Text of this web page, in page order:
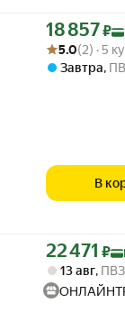
Цена с картой
18 857₽
Рейтинг
Оценок: (2) · 5
5.0(2) · 5
Завтра,
В
Цена с картой
22 471 ₽
13 авг, ПВЗ